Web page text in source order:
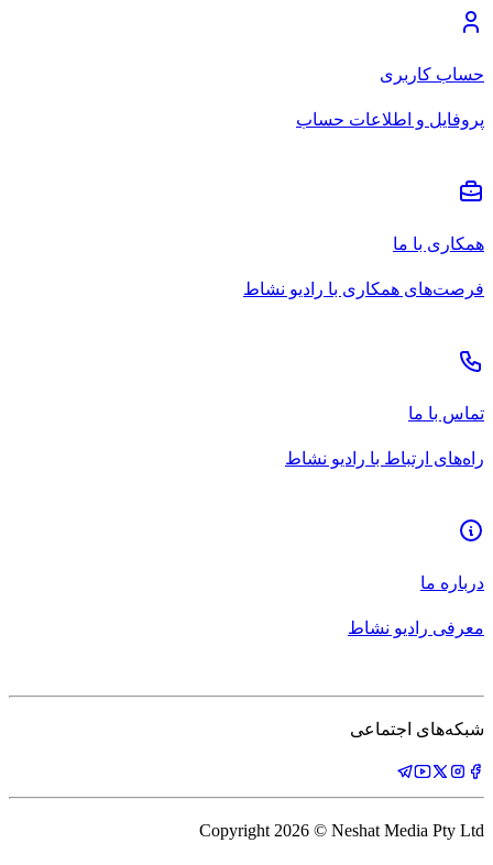
حساب کاربری
پروفایل و اطلاعات حساب
همکاری با ما
فرصت‌های همکاری با رادیو نشاط
تماس با ما
راه‌های ارتباط با رادیو نشاط
درباره ما
معرفی رادیو نشاط
شبکه‌های اجتماعی
Copyright 2026 © Neshat Media Pty Ltd